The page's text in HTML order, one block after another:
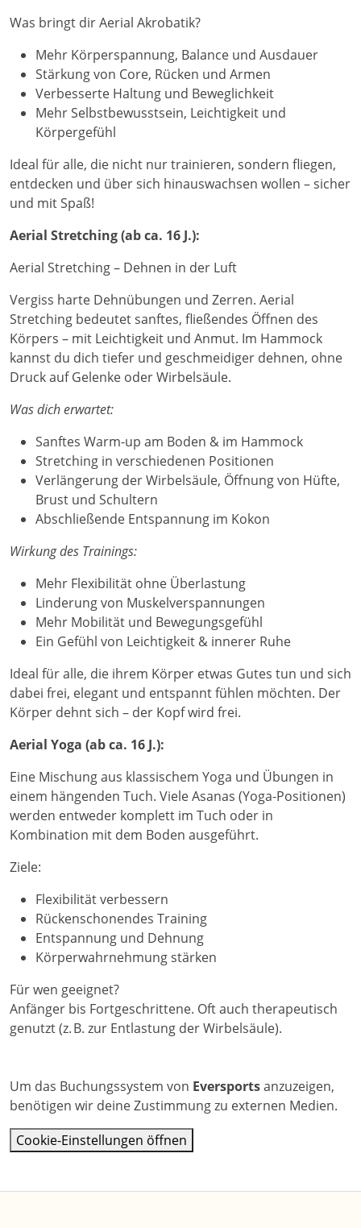
Was bringt dir Aerial Akrobatik?
Mehr Körperspannung, Balance und Ausdauer
Stärkung von Core, Rücken und Armen
Verbesserte Haltung und Beweglichkeit
Mehr Selbstbewusstsein, Leichtigkeit und
Körpergefühl
Ideal für alle, die nicht nur trainieren, sondern fliegen,
entdecken und über sich hinauswachsen wollen – sicher
und mit Spaß!
Aerial Stretching (ab ca. 16 J.):
Aerial Stretching – Dehnen in der Luft
Vergiss harte Dehnübungen und Zerren. Aerial
Stretching bedeutet sanftes, fließendes Öffnen des
Körpers – mit Leichtigkeit und Anmut. Im Hammock
kannst du dich tiefer und geschmeidiger dehnen, ohne
Druck auf Gelenke oder Wirbelsäule.
Was dich erwartet:
Sanftes Warm-up am Boden & im Hammock
Stretching in verschiedenen Positionen
Verlängerung der Wirbelsäule, Öffnung von Hüfte,
Brust und Schultern
Abschließende Entspannung im Kokon
Wirkung des Trainings:
Mehr Flexibilität ohne Überlastung
Linderung von Muskelverspannungen
Mehr Mobilität und Bewegungsgefühl
Ein Gefühl von Leichtigkeit & innerer Ruhe
Ideal für alle, die ihrem Körper etwas Gutes tun und sich
dabei frei, elegant und entspannt fühlen möchten. Der
Körper dehnt sich – der Kopf wird frei.
Aerial Yoga (ab ca. 16 J.):
Eine Mischung aus klassischem Yoga und Übungen in
einem hängenden Tuch. Viele Asanas (Yoga-Positionen)
werden entweder komplett im Tuch oder in
Kombination mit dem Boden ausgeführt.
Ziele:
Flexibilität verbessern
Rückenschonendes Training
Entspannung und Dehnung
Körperwahrnehmung stärken
Für wen geeignet?
Anfänger bis Fortgeschrittene. Oft auch therapeutisch
genutzt (z. B. zur Entlastung der Wirbelsäule).
Um das Buchungssystem von Eversportsanzuzeigen,
benötigen wir deine Zustimmung zu externen Medien.
Cookie-Einstellungen öffnen